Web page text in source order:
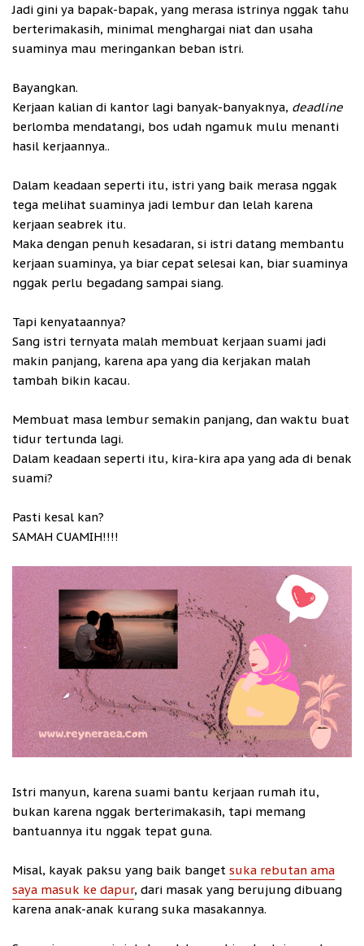
Jadi gini ya bapak-bapak, yang merasa istrinya nggak tahu
berterimakasih, minimal menghargai niat dan usaha
suaminya mau meringankan beban istri.
Bayangkan.
Kerjaan kalian di kantor lagi banyak-banyaknya, deadline
berlomba mendatangi, bos udah ngamuk mulu menanti
hasil kerjaannya..
Dalam keadaan seperti itu, istri yang baik merasa nggak
tega melihat suaminya jadi lembur dan lelah karena
kerjaan seabrek itu.
Maka dengan penuh kesadaran, si istri datang membantu
kerjaan suaminya, ya biar cepat selesai kan, biar suaminya
nggak perlu begadang sampai siang.
Tapi kenyataannya?
Sang istri ternyata malah membuat kerjaan suami jadi
makin panjang, karena apa yang dia kerjakan malah
tambah bikin kacau.
Membuat masa lembur semakin panjang, dan waktu buat
tidur tertunda lagi.
Dalam keadaan seperti itu, kira-kira apa yang ada di benak
suami?
Pasti kesal kan?
SAMAH CUAMIH!!!!
Istri manyun, karena suami bantu kerjaan rumah itu,
bukan karena nggak berterimakasih, tapi memang
bantuannya itu nggak tepat guna.
Misal, kayak paksu yang baik banget suka rebutan ama
saya masuk ke dapur, dari masak yang berujung dibuang
karena anak-anak kurang suka masakannya.